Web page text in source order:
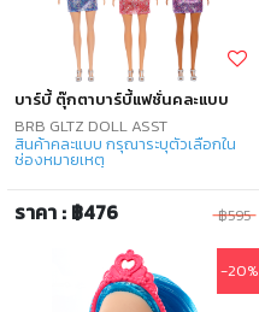
บาร์บี้ ตุ๊กตาบาร์บี้แฟชั่นคละแบบ
BRB GLTZ DOLL ASST
สินค้าคละแบบ กรุณาระบุตัวเลือกใน
ช่องหมายเหตุ
ราคา : ฿476 ฿595
-20%